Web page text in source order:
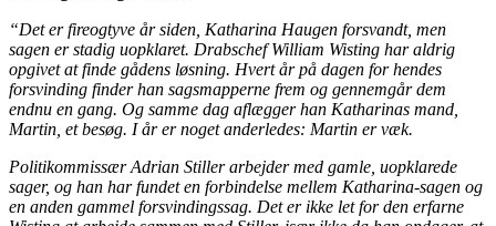
“Det er fireogtyve år siden, Katharina Haugen forsvandt, men
sagen er stadig uopklaret. Drabschef William Wisting har aldrig
opgivet at finde gådens løsning. Hvert år på dagen for hendes
forsvinding finder han sagsmapperne frem og gennemgår dem
endnu en gang. Og samme dag aflægger han Katharinas mand,
Martin, et besøg. I år er noget anderledes: Martin er væk.
Politikommissær Adrian Stiller arbejder med gamle, uopklarede
sager, og han har fundet en forbindelse mellem Katharina-sagen og
en anden gammel forsvindingssag. Det er ikke let for den erfarne